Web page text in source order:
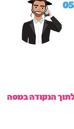
הנקודה במפה